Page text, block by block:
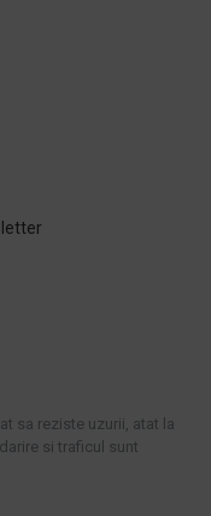
sa reziste uzurii, atat la
si traficul sunt